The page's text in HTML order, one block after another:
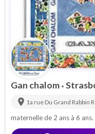
Gan chalom •
location_on 1a rue Du Grand Rabbin
maternelle de 2 ans à 6